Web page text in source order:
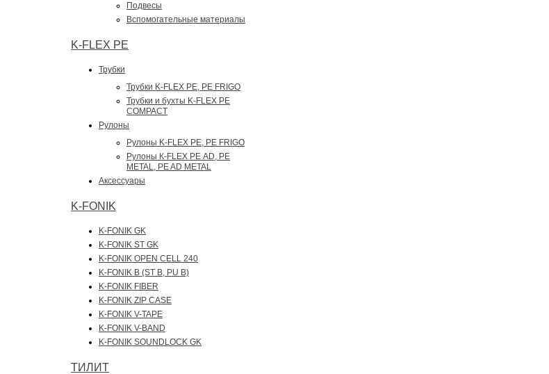
Подвесы
Вспомогательные материалы
K-FLEX PE
Трубки
Трубки K-FLEX PE, PE FRIGO
Трубки и бухты K-FLEX PE
COMPACT
Рулоны
Рулоны K-FLEX PE, PE FRIGO
Рулоны К-FLEX РЕ AD, PE
METAL, PE AD METAL
Аксессуары
K-FONIK
K-FONIK GK
K-FONIK ST GK
K-FONIK OPEN CELL 240
K-FONIK B (ST B, PU B)
K-FONIK FIBER
K-FONIK ZIP CASE
K-FONIK V-TAPE
K-FONIK V-BAND
K-FONIK SOUNDLOCK GK
ТИЛИТ